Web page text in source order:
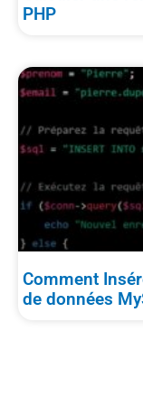
PHP
Comment
de données